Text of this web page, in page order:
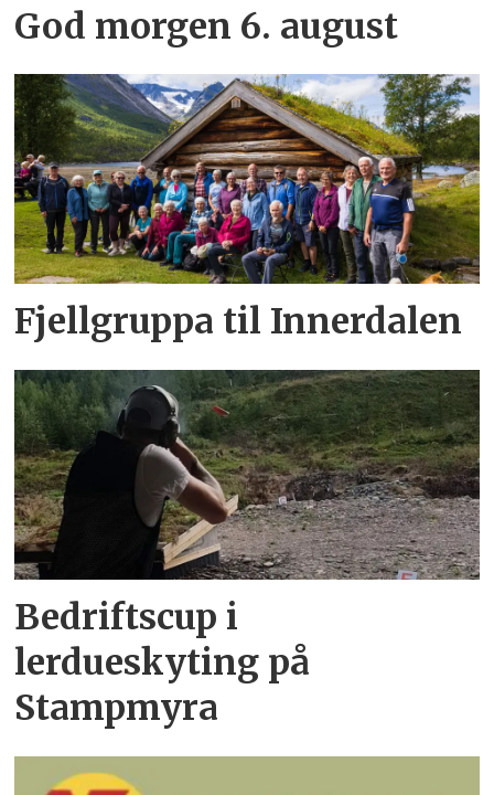
God morgen 6. august
Fjellgruppa til Innerdalen
Bedriftscup i
lerdueskyting på
Stampmyra